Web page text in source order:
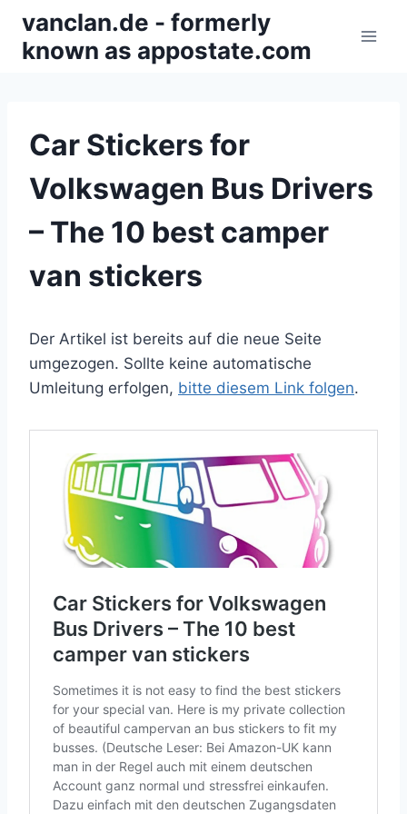
Inhalt
springen
vanclan.de - formerly
known as appostate.com
Car Stickers for
Volkswagen Bus Drivers
– The 10 best camper
van stickers
Der Artikel ist bereits auf die neue Seite
umgezogen. Sollte keine automatische
Umleitung erfolgen, bitte diesem Link folgen.